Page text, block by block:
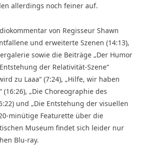
allerdings noch feiner auf.
von Regisseur Shawn
und erweiterte Szenen (14:13),
sowie die Beiträge „Der Humor
der Relativität-Szene“
zu Laaa“ (7:24), „Hilfe, wir haben
(16:26), „Die Choreographie des
und „Die Entstehung der visuellen
minütige Featurette über die
Museum findet sich leider nur
Blu-ray.